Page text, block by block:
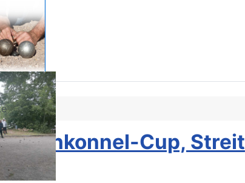
Dachkonnel-Cup, Streit
2023